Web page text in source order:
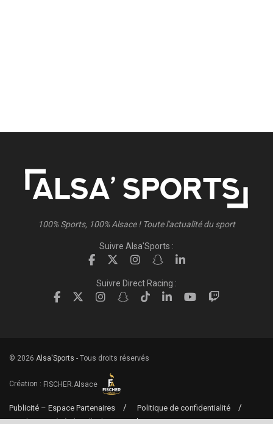
100% Sports, 100% Alsace ! Toute l'actualité du sport
Suivre Alsa'Sports :
Suivre Direct Racing :
© 2026 Alsa'Sports - Tous droits réservés
Création : FISCHER.Alsace
Publicité – Espace Partenaires
Politique de confidentialité
Conditions générales d’utilisation